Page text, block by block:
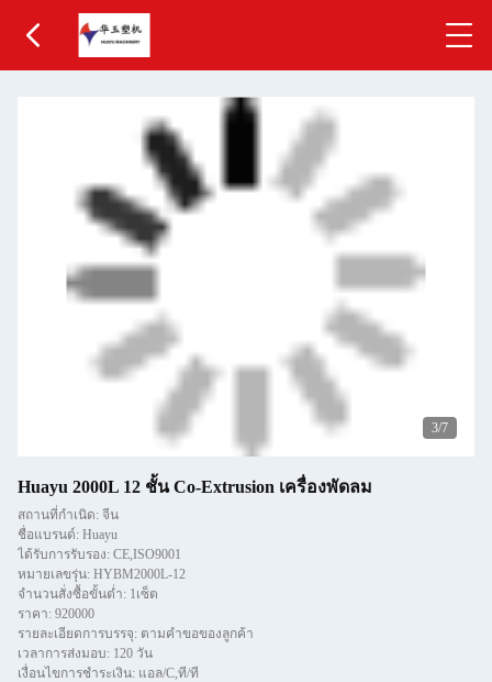
3/7
Huayu 2000L 12 ชั้น Co-Extrusion เครื่องพัดลม
สถานที่กำเนิด: จีน
ชื่อแบรนด์: Huayu
ได้รับการรับรอง: CE,ISO9001
หมายเลขรุ่น: HYBM2000L-12
จำนวนสั่งซื้อขั้นต่ำ: 1เซ็ต
ราคา: 920000
รายละเอียดการบรรจุ: ตามคำขอของลูกค้า
เวลาการส่งมอบ: 120 วัน
เงื่อนไขการชำระเงิน: แอล/C,ที/ที